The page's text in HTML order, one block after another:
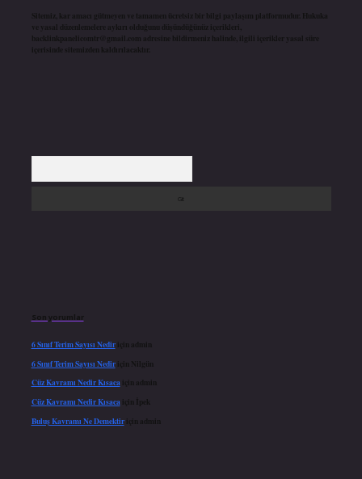
Sitemiz, kar amacı gütmeyen ve tamamen ücretsiz bir bilgi paylaşım platformudur. Hukuka
ve yasal düzenlemelere aykırı olduğunu düşündüğünüz içerikleri,
backlinkpanelicomtr@gmail.com adresine bildirmeniz halinde, ilgili içerikler yasal süre
içerisinde sitemizden kaldırılacaktır.
Son yorumlar
6 Sınıf Terim Sayısı Nediriçin admin
6 Sınıf Terim Sayısı Nediriçin Nilgün
Cüz Kavramı Nedir Kısacaiçin admin
Cüz Kavramı Nedir Kısacaiçin
İpek
Buluş Kavramı Ne Demektiriçin admin